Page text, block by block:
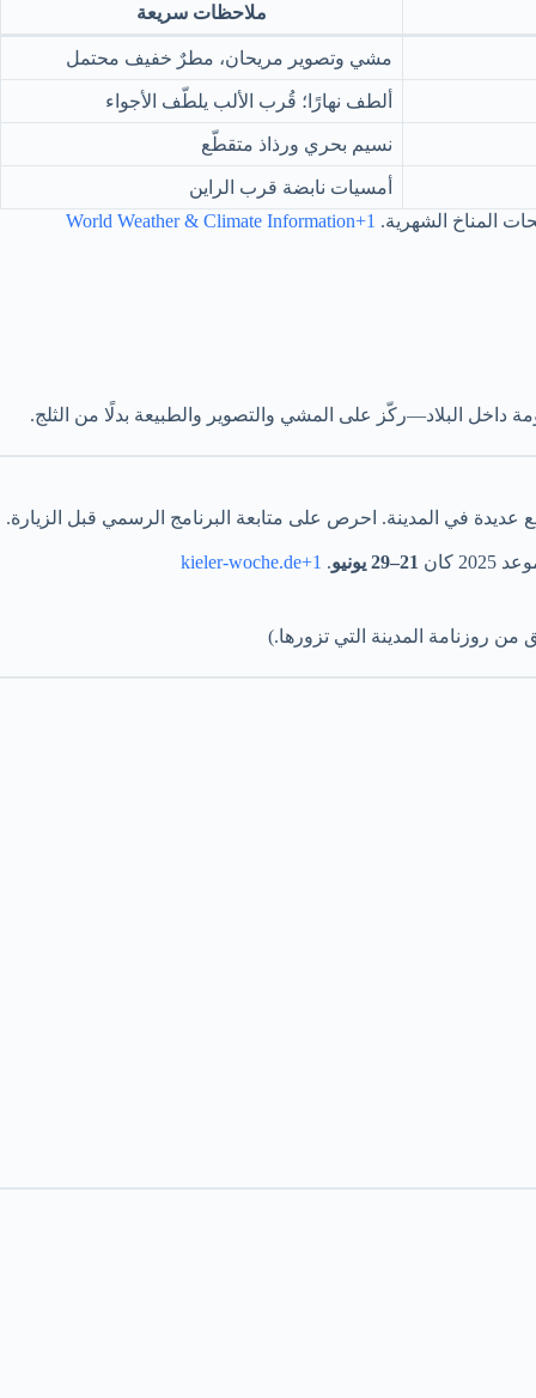
ملاحظات سريعة
مشي وتصوير مريحان، مطرٌ خفيف محتمل
ألطف نهارًا؛ قُرب الألب يلطّف الأجواء
نسيم بحري ورذاذ متقطّع
أمسيات نابضة قرب الراين
المناخ الشهرية. World Weather & Climate Information+1
داخل البلاد—ركّز على المشي والتصوير والطبيعة بدلًا من الثلج.
في المدينة. احرص على متابعة البرنامج الرسمي قبل الزيارة.
كان 21–29 يونيو .
kieler-woche.de+1
روزنامة المدينة التي تزورها.)